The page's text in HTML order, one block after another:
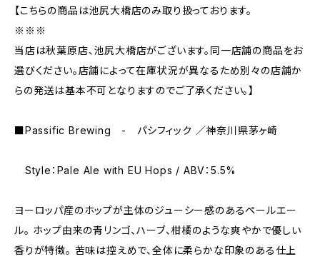
【こちらの商品は池尻大橋店のみ取り扱っております。
※※※
当店は秋葉原店、池尻大橋店がございます。同一店舗の商品をお
選びください。店舗によって在庫状況が異なるため別々の店舗か
らの発送は基本不可となりますのでご了承ください。】
■Passific Brewing - パシフィック ／神奈川県茅ヶ崎
Style：Pale Ale with EU Hops / ABV：5.5%
ヨーロッパ産のホップが主体のジューシー感のあるペールエー
ル。 ホップ由来の青リンゴ、ハーブ、柑橘のような爽やかで優しい
香りが特徴。 苦味は控えめで、全体に柔らかな印象のある仕上